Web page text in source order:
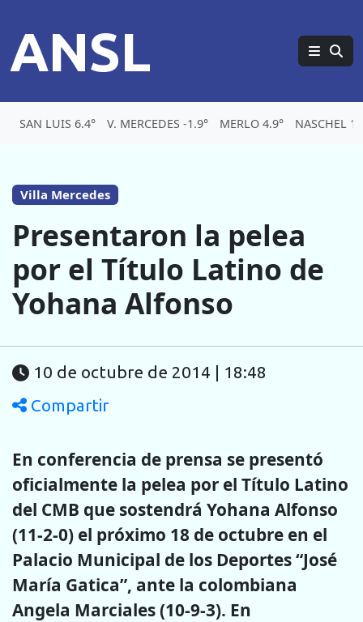
ANSL
SAN LUIS 6.4° V. MERCEDES -1.9° MERLO 4.9° NASCHEL
Villa Mercedes
Presentaron la pelea
por el Título Latino de
Yohana Alfonso
10 de octubre de 2014 | 18:48
Compartir
En conferencia de prensa se presentó
oficialmente la pelea por el Título Latino
del CMB que sostendrá Yohana Alfonso
(11-2-0) el próximo 18 de octubre en el
Palacio Municipal de los Deportes “José
María Gatica”, ante la colombiana
Angela Marciales (10-9-3). En